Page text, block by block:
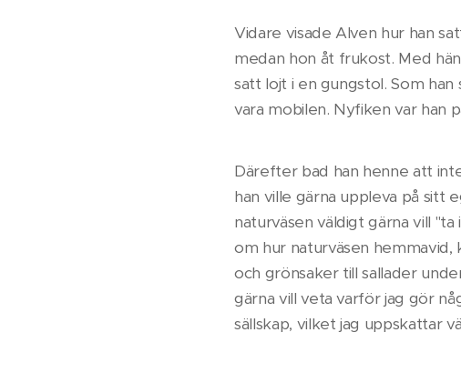
Vidare visade Alven hur han
medan hon åt frukost. Med
satt lojt i en gungstol. Som han
vara mobilen. Nyfiken var han
Därefter bad han henne att
han ville gärna uppleva på sitt
naturväsen väldigt gärna vill
om hur naturväsen
och grönsaker till sallader
gärna vill veta varför jag gör
sällskap, vilket jag uppskattar